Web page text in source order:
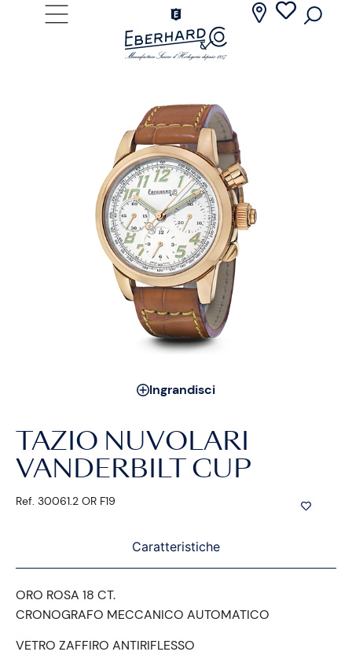
Ingrandisci
TAZIO NUVOLARI
VANDERBILT CUP
Ref. 30061.2 OR F19
Caratteristiche
ORO ROSA 18 CT.
CRONOGRAFO MECCANICO AUTOMATICO
VETRO ZAFFIRO ANTIRIFLESSO